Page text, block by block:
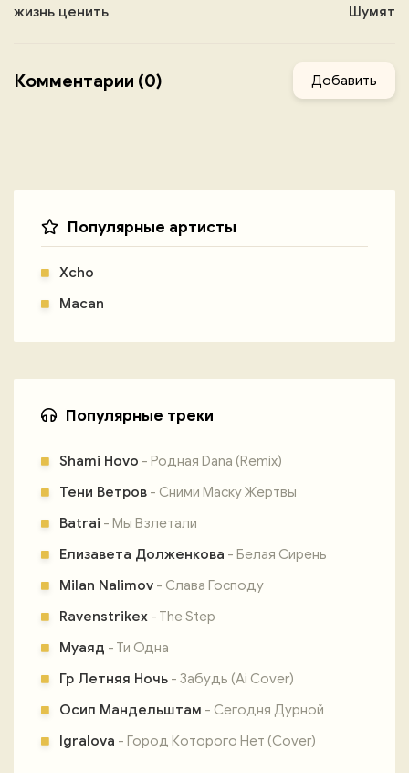
жизнь ценить
Шумят
Комментарии (0) Добавить
Популярные артисты
Xcho
Macan
Популярные треки
Shami Hovo - Родная Dana (Remix)
Тени Ветров - Сними Маску Жертвы
Batrai - Мы Взлетали
Елизавета Долженкова - Белая Сирень
Milan Nalimov - Слава Господу
Ravenstrikex - The Step
Муаяд - Ти Одна
Гр Летняя Ночь - Забудь (Ai Cover)
Осип Мандельштам - Сегодня Дурной
Igralova - Город Которого Нет (Cover)